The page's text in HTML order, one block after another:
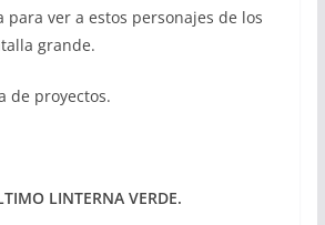
para ver a estos personajes de los
grande.
de proyectos.
LINTERNA VERDE.